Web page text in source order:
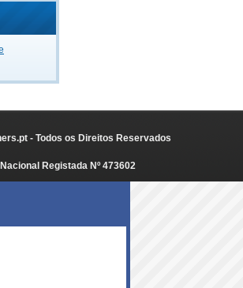
- Todos os Direitos Reservados
Registada Nº 473602